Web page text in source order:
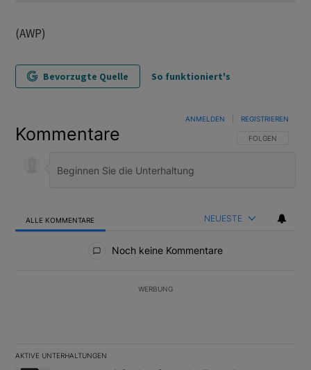
(AWP)
Bevorzugte Quelle So funktioniert's
Kommentare FOLGE DIESER
FOLGEN
ANMELDEN REGISTRIEREN
ALLE KOMMENTARE NEUESTE
Noch keine Kommentare
WERBUNG
AKTIVE UNTERHALTUNGEN
Das Folgende ist eine Liste der am meisten kommentierten